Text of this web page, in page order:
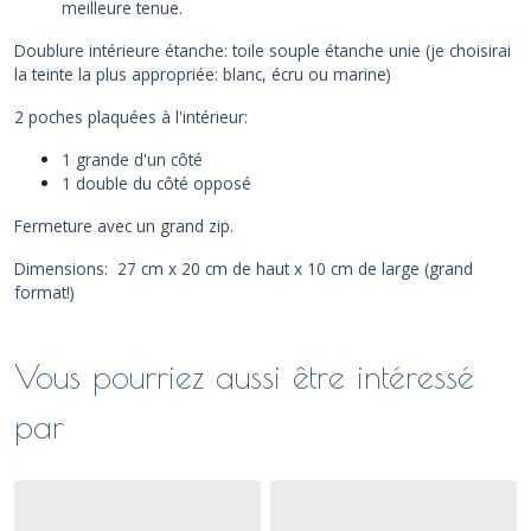
meilleure tenue.
Doublure intérieure étanche: toile souple étanche unie (je choisirai
la teinte la plus appropriée: blanc, écru ou marine)
2 poches plaquées à l'intérieur:
1 grande d'un côté
1 double du côté opposé
Fermeture avec un grand zip.
Dimensions: 27 cm x 20 cm de haut x 10 cm de large (grand
format!)
Vous pourriez aussi être intéressé
par